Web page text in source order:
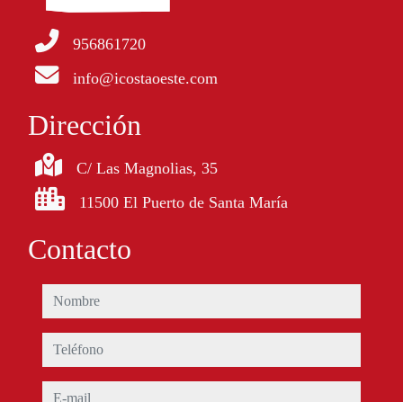
956861720
info@icostaoeste.com
Dirección
C/ Las Magnolias, 35
11500 El Puerto de Santa María
Contacto
nombre
teléfono
e-mail